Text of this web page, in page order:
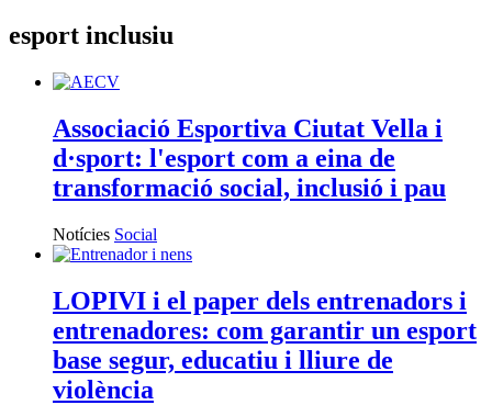
esport inclusiu
Associació Esportiva Ciutat Vella i
d·sport: l'esport com a eina de
transformació social, inclusió i pau
Notícies Social
LOPIVI i el paper dels entrenadors i
entrenadores: com garantir un esport
base segur, educatiu i lliure de
violència